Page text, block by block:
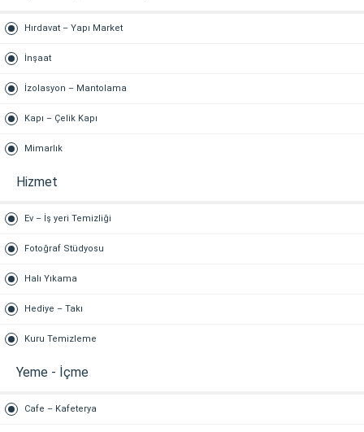
Hırdavat – Yapı Market
İnşaat
İzolasyon – Mantolama
Kapı – Çelik Kapı
Mimarlık
Hizmet
Ev – İş yeri Temizliği
Fotoğraf Stüdyosu
Halı Yıkama
Hediye – Takı
Kuru Temizleme
Yeme - İçme
Cafe – Kafeterya